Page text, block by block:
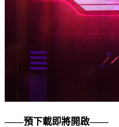
——預下載即將開啟——